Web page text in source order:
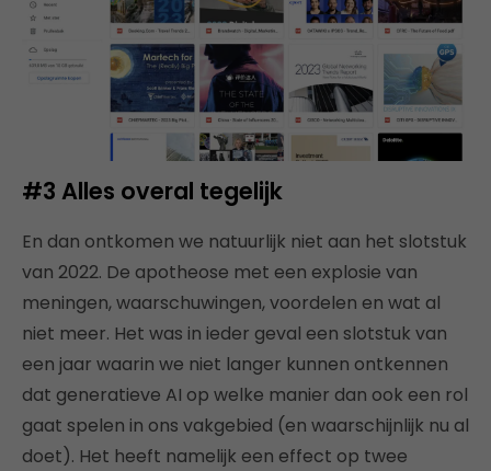
#3 Alles overal tegelijk
En dan ontkomen we natuurlijk niet aan het slotstuk
van 2022. De apotheose met een explosie van
meningen, waarschuwingen, voordelen en wat al
niet meer. Het was in ieder geval een slotstuk van
een jaar waarin we niet langer kunnen ontkennen
dat generatieve AI op welke manier dan ook een rol
gaat spelen in ons vakgebied (en waarschijnlijk nu al
doet). Het heeft namelijk een effect op twee